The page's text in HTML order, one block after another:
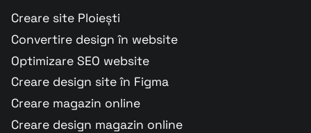
Creare site Ploiești
Convertire design în website
Optimizare SEO website
Creare design site în Figma
Creare magazin online
Creare design magazin online